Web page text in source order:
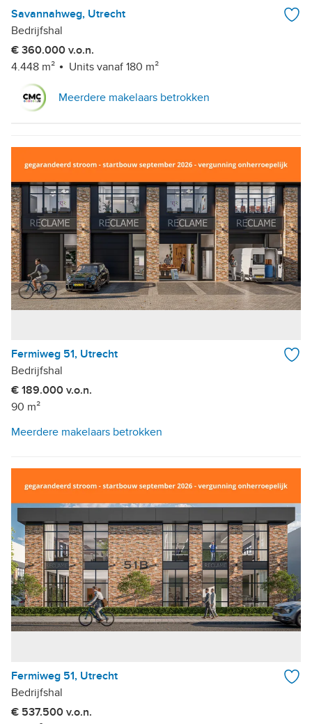
Savannahweg, Utrecht
Bedrijfshal
€ 360.000 v.o.n.
4.448 m²
Units vanaf 180 m²
Meerdere makelaars betrokken
Fermiweg 51, Utrecht
Bedrijfshal
€ 189.000 v.o.n.
90 m²
Meerdere makelaars betrokken
Fermiweg 51, Utrecht
Bedrijfshal
€ 537.500 v.o.n.